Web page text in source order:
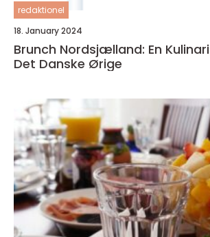
redaktionel
18. January 2024
Brunch Nordsjælland: En
Det Danske Ørige